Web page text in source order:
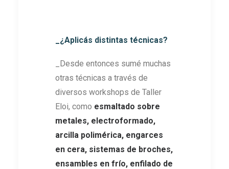
_¿Aplicás distintas técnicas?
_Desde entonces sumé muchas
otras técnicas a través de
diversos workshops de Taller
Eloi, como esmaltado sobre
metales, electroformado,
arcilla polimérica, engarces
en cera, sistemas de broches,
ensambles en frío, enfilado de